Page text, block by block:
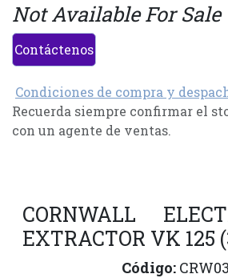
Not Available For Sale
Contáctenos
Condiciones de compra y
Recuerda siempre confirmar el
con un agente de ventas.
CORNWALL
EXTRACTOR VK 125
Código: